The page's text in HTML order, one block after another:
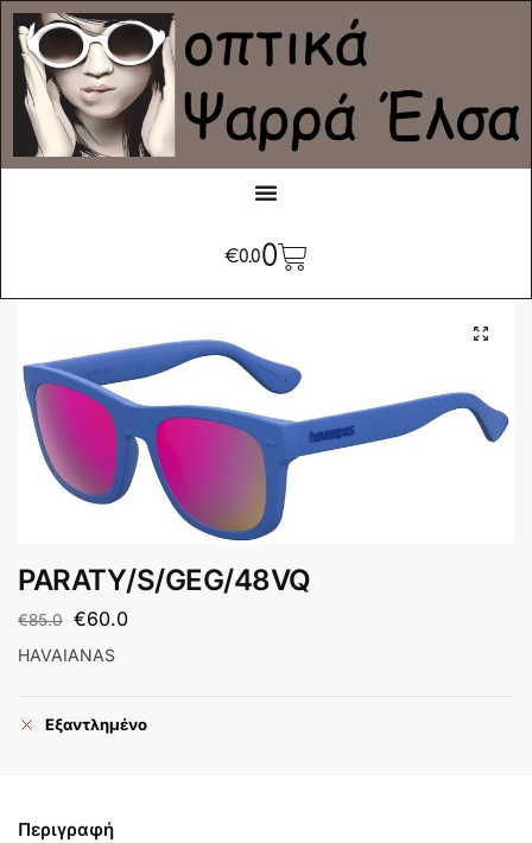
€0.00
PARATY/S/GEG/48VQ
€85.0 €60.0
HAVAIANAS
Εξαντλημένο
Περιγραφή